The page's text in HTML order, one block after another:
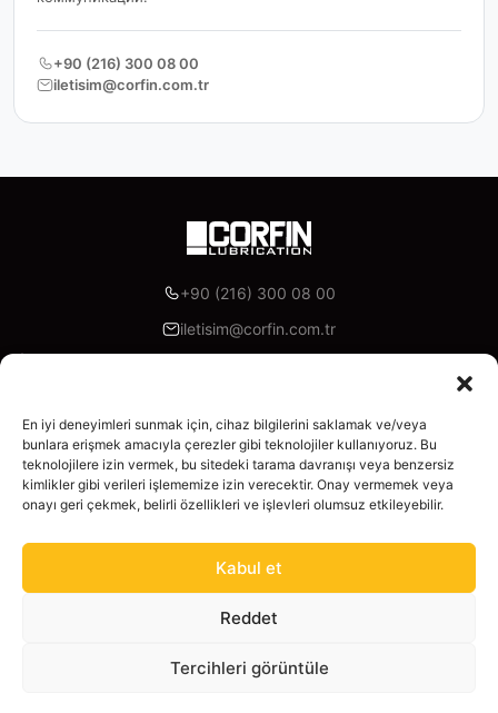
En iyi deneyimleri sunmak için, cihaz bilgilerini saklamak ve/veya
bunlara erişmek amacıyla çerezler gibi teknolojiler kullanıyoruz. Bu
teknolojilere izin vermek, bu sitedeki tarama davranışı veya benzersiz
kimlikler gibi verileri işlememize izin verecektir. Onay vermemek veya
onayı geri çekmek, belirli özellikleri ve işlevleri olumsuz etkileyebilir.
Kabul et
Reddet
Tercihleri görüntüle
+90 (216) 300 08 00
iletisim@corfin.com.tr
+90 (216) 300 08 00
iletisim@corfin.com.tr
Facebook
Instagram
Linkedin
X YouTube
Корпоративный
Уведомление о конфиденциальности